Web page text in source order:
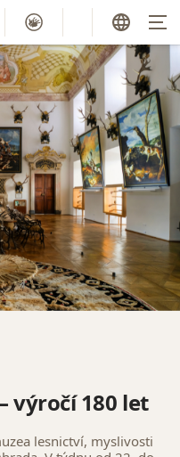
výročí 180 let
lesnictví, myslivosti